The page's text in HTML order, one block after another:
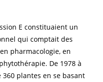
E constituaient un
qui comptait des
pharmacologie, en
De 1978 à
360 plantes en se basant